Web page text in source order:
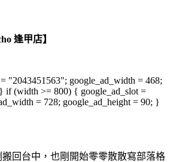
逢甲店】
"2043451563"; google_ad_width = 468;
if (width >= 800) { google_ad_slot =
= 728; google_ad_height = 90; }
回台中，也剛開始零零散散寫部落格